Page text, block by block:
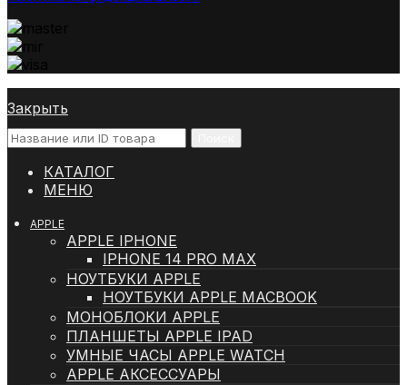
Закрыть
КАТАЛОГ
МЕНЮ
APPLE
APPLE IPHONE
IPHONE 14 PRO MAX
НОУТБУКИ APPLE
НОУТБУКИ APPLE MACBOOK
МОНОБЛОКИ APPLE
ПЛАНШЕТЫ APPLE IPAD
УМНЫЕ ЧАСЫ APPLE WATCH
APPLE АКСЕССУАРЫ